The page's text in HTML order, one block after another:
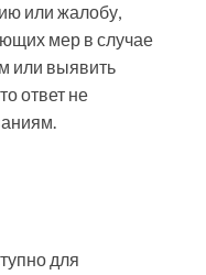
или жалобу,
мер в случае
или выявить
ответ не
для